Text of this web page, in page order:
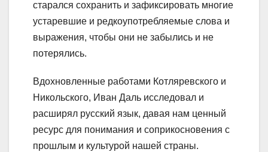
старался сохранить и зафиксировать многие
устаревшие и редкоупотребляемые слова и
выражения, чтобы они не забылись и не
потерялись.
Вдохновленные работами Котляревского и
Никольского, Иван Даль исследовал и
расширял русский язык, давая нам ценный
ресурс для понимания и соприкосновения с
прошлым и культурой нашей страны.